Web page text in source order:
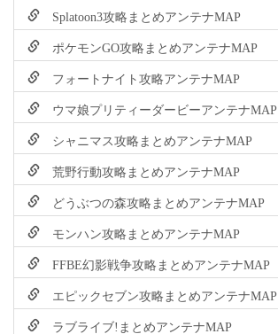
Splatoon3攻略まとめアンテナMAP
ポケモンGO攻略まとめアンテナMAP
フォートナイト攻略アンテナMAP
ウマ娘プリティーダービーアンテナMAP
シャニマス攻略まとめアンテナMAP
荒野行動攻略まとめアンテナMAP
どうぶつの森攻略まとめアンテナMAP
モンハン攻略まとめアンテナMAP
FFBE幻影戦争攻略まとめアンテナMAP
エピックセブン攻略まとめアンテナMAP
ラブライブ!まとめアンテナMAP